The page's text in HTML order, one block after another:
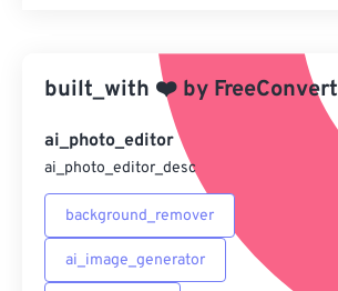
另存為預設
built_with ❤️ by FreeConvert
ai_photo_editor
ai_photo_editor_desc
background_remover
ai_image_generator